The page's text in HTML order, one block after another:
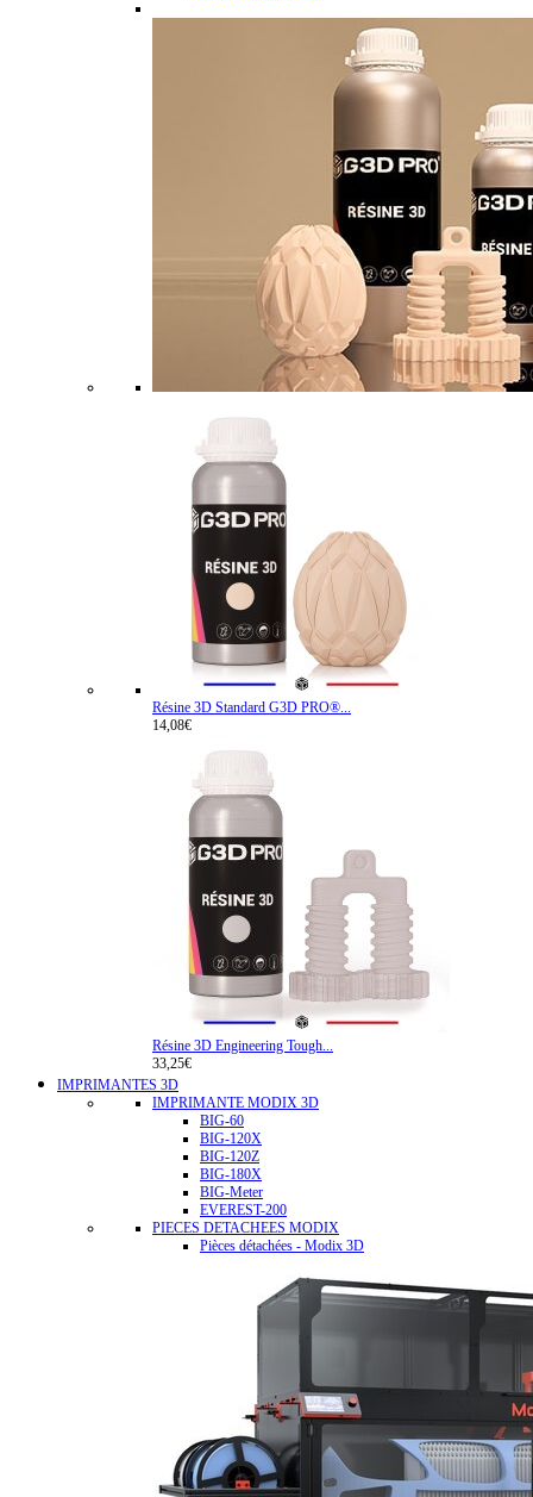
Résine 3D Standard G3D PRO®...
14,08€
Résine 3D Engineering Tough...
33,25€
IMPRIMANTES 3D
IMPRIMANTE MODIX 3D
BIG-60
BIG-120X
BIG-120Z
BIG-180X
BIG-Meter
EVEREST-200
PIECES DETACHEES MODIX
Pièces détachées - Modix 3D